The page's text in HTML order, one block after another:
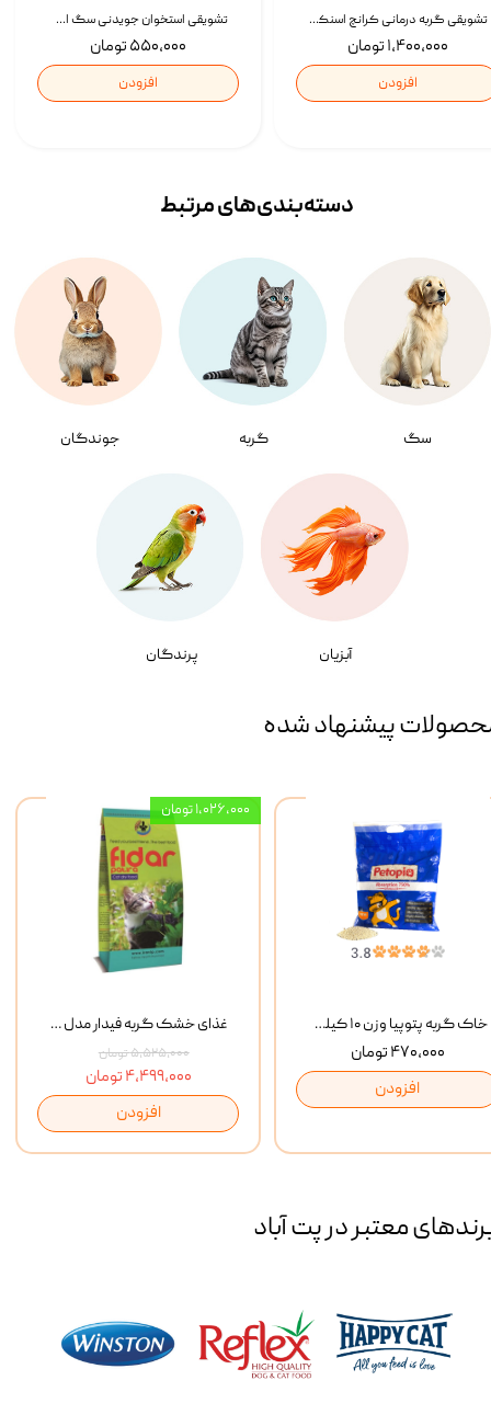
تشویقی استخوان جویدنی سگ اسنکی کرانچی با طعم مرغ Snacky Crunchy Munchy وزن 100 گرم
۵۵۰,۰۰۰ تومان
افزودن
تشویقی گربه درمانی کرانچ اسنکی با طعم میکس Snacky Crunch Cat Treats وزن 60 گرم بسته 4 عددی
۱,۴۰۰,۰۰۰ تومان
افزودن
سگ گربه جوندگان
آبزیان پرندگان
دسته‌بندی‌‌های مرتبط
پیشنهاد شده
غذای خشک گربه فیدار مدل Adult وزن 10 کیلوگرم
۵,۵۲۵,۰۰۰ تومان
۴,۴۹۹,۰۰۰ تومان
افزودن
۱,۰۲۶,۰۰۰ تومان
خاک گربه پتوپیا وزن ۱۰ کیلوگرم
۴۷۰,۰۰۰ تومان
افزودن
معتبر در پت آباد